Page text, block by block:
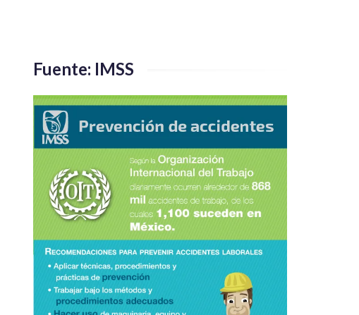
Fuente: IMSS